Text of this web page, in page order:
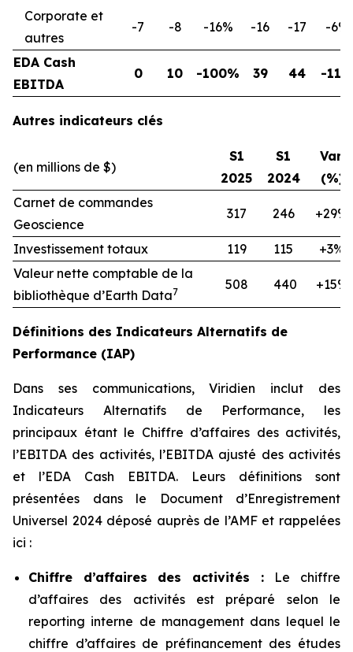
Corporate et
autres
-7 -8 -16% -16 -17 -6%
EDA Cash
EBITDA
0 10 -100% 39 44 -11%
Autres indicateurs clés
(en millions de $)
S1
2025
S1
2024
Var.
(%)
Carnet de commandes
Geoscience
317 246 +29%
Investissement totaux 119 115
+3%
Valeur nette comptable de la
bibliothèque d’Earth Data7 508 440 +15%
Définitions des Indicateurs Alternatifs de
Performance (IAP)
Dans ses communications, Viridien inclut des
Indicateurs Alternatifs de Performance, les
principaux étant le Chiffre d’affaires des activités,
l’EBITDA des activités, l’EBITDA ajusté des activités
et l’EDA Cash EBITDA. Leurs définitions sont
présentées dans le Document d’Enregistrement
Universel 2024 déposé auprès de l’AMF et rappelées
ici :
Chiffre d’affaires des activités : Le chiffre
d’affaires des activités est préparé selon le
reporting interne de management dans lequel le
chiffre d’affaires de préfinancement des études